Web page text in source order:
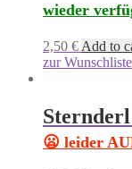
wieder
2,50 € Add to
zur
😦 leider